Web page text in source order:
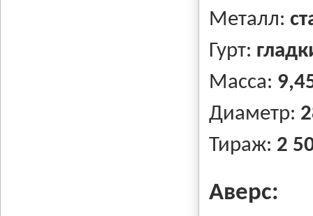
Металл:
Гурт:
Масса:
Диаметр:
Тираж: 2
Аверс: